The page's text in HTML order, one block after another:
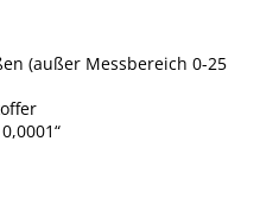
(außer Messbereich 0-25